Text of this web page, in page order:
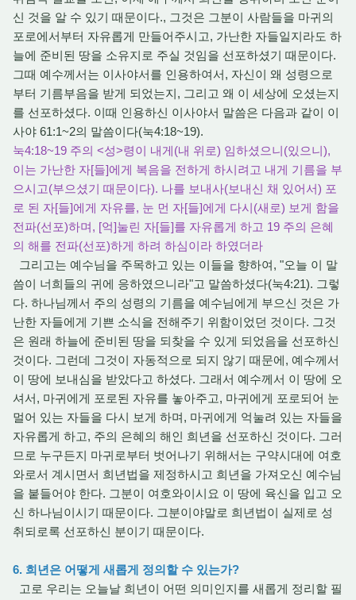
신 것을 알 수 있기 때문이다., 그것은 그분이 사람들을 마귀의
포로에서부터 자유롭게 만들어주시고, 가난한 자들일지라도 하
늘에 준비된 땅을 소유지로 주실 것임을 선포하셨기 때문이다.
그때 예수께서는 이사야서를 인용하여서, 자신이 왜 성령으로
부터 기름부음을 받게 되었는지, 그리고 왜 이 세상에 오셨는지
를 선포하셨다. 이때 인용하신 이사야서 말씀은 다음과 같이 이
사야 61:1~2의 말씀이다(눅4:18~19).
눅4:18~19 주의 <성>령이 내게(내 위로) 임하셨으니(있으니),
이는 가난한 자[들]에게 복음을 전하게 하시려고 내게 기름을 부
으시고(부으셨기 때문이다). 나를 보내사(보내신 채 있어서) 포
로 된 자[들]에게 자유를, 눈 먼 자[들]에게 다시(새로) 보게 함을
전파(선포)하며, [억]눌린 자[들]를 자유롭게 하고 19 주의 은혜
의 해를 전파(선포)하게 하려 하심이라 하였더라
그리고는 예수님을 주목하고 있는 이들을 향하여, "오늘 이 말
씀이 너희들의 귀에 응하였으니라"고 말씀하셨다(눅4:21). 그렇
다. 하나님께서 주의 성령의 기름을 예수님에게 부으신 것은 가
난한 자들에게 기쁜 소식을 전해주기 위함이었던 것이다. 그것
은 원래 하늘에 준비된 땅을 되찾을 수 있게 되었음을 선포하신
것이다. 그런데 그것이 자동적으로 되지 않기 때문에, 예수께서
이 땅에 보내심을 받았다고 하셨다. 그래서 예수께서 이 땅에 오
셔서, 마귀에게 포로된 자유를 놓아주고, 마귀에게 포로되어 눈
멀어 있는 자들을 다시 보게 하며, 마귀에게 억눌려 있는 자들을
자유롭게 하고, 주의 은혜의 해인 희년을 선포하신 것이다. 그러
므로 누구든지 마귀로부터 벗어나기 위해서는 구약시대에 여호
와로서 계시면서 희년법을 제정하시고 희년을 가져오신 예수님
을 붙들어야 한다. 그분이 여호와이시요 이 땅에 육신을 입고 오
신 하나님이시기 때문이다. 그분이야말로 희년법이 실제로 성
취되로록 선포하신 분이기 때문이다.
6. 희년은 어떻게 새롭게 정의할 수 있는가?
고로 우리는 오늘날 희년이 어떤 의미인지를 새롭게 정리할 필